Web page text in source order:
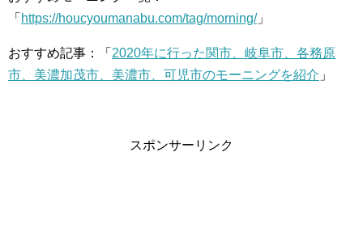
「 https://houcyoumanabu.com/tag/morning/」
おすすめ記事：「 2020年に行った関市、岐阜市、各務原
市、美濃加茂市、美濃市、可児市のモーニングを紹介 」
スポンサーリンク